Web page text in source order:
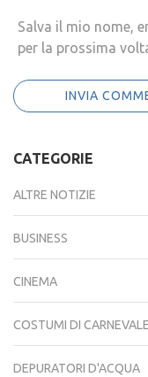
Salva il mio nome,
per la prossima
CATEGORIE
ALTRE NOTIZIE
BUSINESS
CINEMA
COSTUMI DI CARNEVALE
DEPURATORI D'ACQUA